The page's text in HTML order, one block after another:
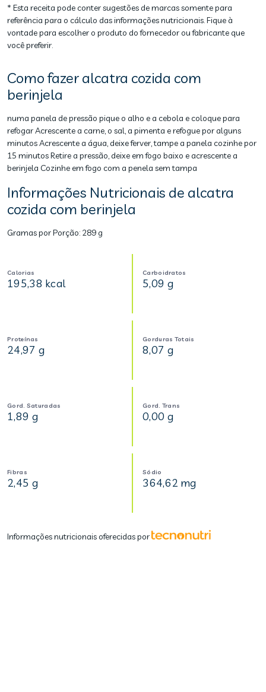
* Esta receita pode conter sugestões de marcas somente para
referência para o cálculo das informações nutricionais. Fique à
vontade para escolher o produto do fornecedor ou fabricante que
você preferir.
Como fazer alcatra cozida com
berinjela
numa panela de pressão pique o alho e a cebola e coloque para
refogar Acrescente a carne, o sal, a pimenta e refogue por alguns
minutos Acrescente a água, deixe ferver, tampe a panela cozinhe por
15 minutos Retire a pressão, deixe em fogo baixo e acrescente a
berinjela Cozinhe em fogo com a penela sem tampa
Informações Nutricionais de alcatra
cozida com berinjela
Gramas por Porção: 289 g
Calorias
195,38 kcal
Carboidratos
5,09 g
Proteínas
24,97 g
Gorduras Totais
8,07 g
Gord. Saturadas
1,89 g
Gord. Trans
0,00 g
Fibras
2,45 g
Sódio
364,62 mg
Informações nutricionais oferecidas por